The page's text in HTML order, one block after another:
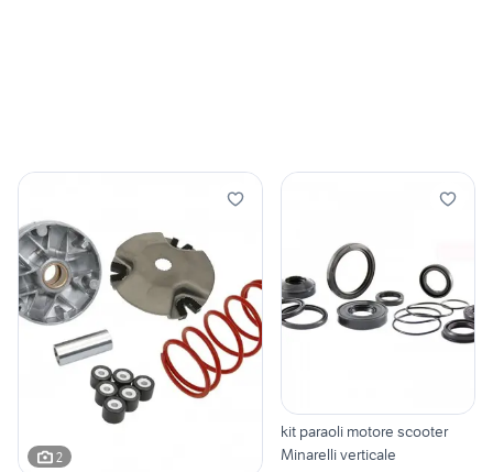
2
kit paraoli motore scooter
Minarelli verticale